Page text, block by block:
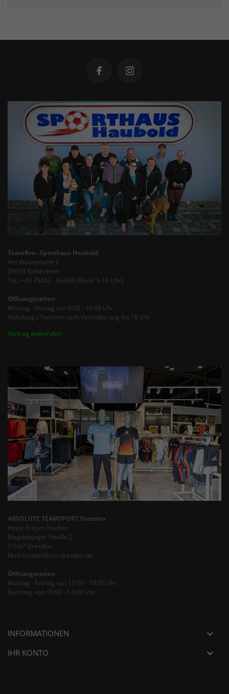
TeamBro - Sporthaus Haubold
Am Wasserturm 6
09603 Siebenlehn
Tel.: +49 35242 - 66683 (Mo-Fr 9-13 Uhr)
Öffnungszeiten
Montag - Freitag von 9:00 - 16:00 Uhr
Abholung / Termine nach Vereinbarung bis 18 Uhr
Vertrag widerrufen
ABSOLUTE TEAMSPORT Dresden
Heinz-Steyer-Stadion
Magdeburger Straße 2
01067 Dresden
Mail: kontakt@ats-dresden.de
Öffnungszeiten
Montag - Freitag von 11:00 - 19:00 Uhr
Samstag von 10:00 - 14:00 Uhr
INFORMATIONEN 
IHR KONTO 